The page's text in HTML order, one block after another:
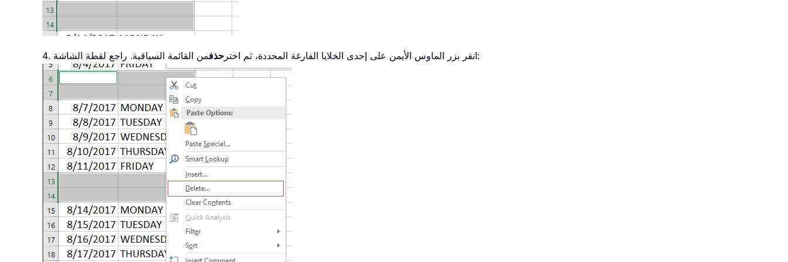
4. انقر بزر الماوس الأيمن على إحدى الخلايا الفارغة المحددة، ثم اختر حذف من القائمة السياقية. راجع لقطة الشاشة: